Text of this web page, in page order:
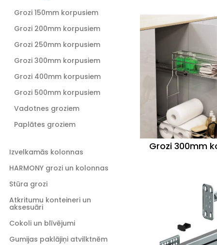
Grozi 150mm korpusiem
Grozi 200mm korpusiem
Grozi 250mm korpusiem
Grozi 300mm korpusiem
Grozi 400mm korpusiem
Grozi 500mm korpusiem
Vadotnes groziem
Paplātes groziem
Izvelkamās kolonnas
HARMONY grozi un kolonnas
Stūra grozi
Atkritumu konteineri un
aksesuāri
Cokoli un blīvējumi
Gumijas paklājiņi atvilktnēm
Grozi 300mm